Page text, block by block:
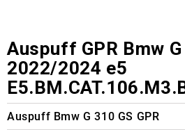
Auspuff GPR Bmw
2022/2024 e5
Auspuff Bmw G 310 GS GPR